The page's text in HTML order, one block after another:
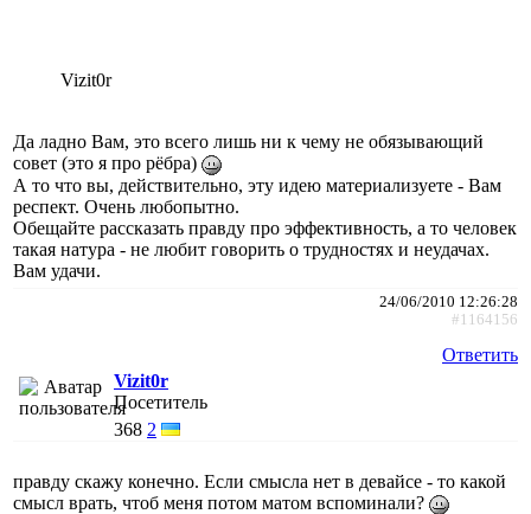
Vizit0r
Да ладно Вам, это всего лишь ни к чему не обязывающий
совет (это я про рёбра)
А то что вы, действительно, эту идею материализуете - Вам
респект. Очень любопытно.
Обещайте рассказать правду про эффективность, а то человек
такая натура - не любит говорить о трудностях и неудачах.
Вам удачи.
24/06/2010 12:26:28
#1164156
Ответить
Vizit0r
Посетитель
368 2
правду скажу конечно. Если смысла нет в девайсе - то какой
смысл врать, чтоб меня потом матом вспоминали?